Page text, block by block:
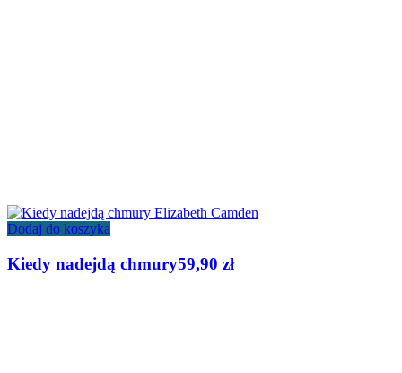
Dodaj do koszyka
Kiedy nadejdą chmury59,90 zł